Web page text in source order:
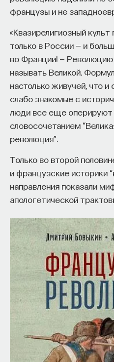
французы и не
«Квазирелигиозный
только в России — и
во Франции! — Революцию
называть Великой.
настолько живучей, что и
слабо знакомые с
люди все еще оперируют
словосочетанием
революция”.
Только во второй
и французские историки
направления показали
апологетической
начала».
Слушатели курса
философский поиск — это
занимательных
инструментов, жизненно
современного человека.
— Овладеете ключевыми
мышления навыками:
и аргументированно
зрения.
— Узнаете, как
такое пространство и
значит мыслить и что
сознание? Реальна ли
мы знаем то, что знаем?
свобода?
— Переосмыслите
собственному знанию.
Автор курса:Диана
философских наук,